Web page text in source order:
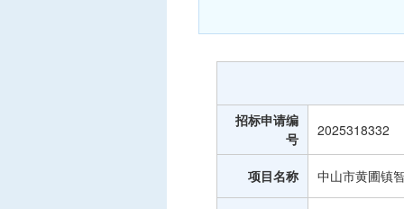
评标结果公示
项目公告
招投标公开信息
招标申请编
号
2025318332
项目名称 中山市黄圃镇